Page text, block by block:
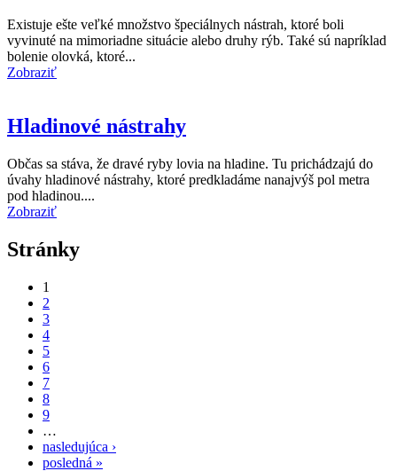
Existuje ešte veľké množstvo špeciálnych nástrah, ktoré boli
vyvinuté na mimoriadne situácie alebo druhy rýb. Také sú napríklad
bolenie olovká, ktoré...
Zobraziť
Hladinové nástrahy
Občas sa stáva, že dravé ryby lovia na hladine. Tu prichádzajú do
úvahy hladinové nástrahy, ktoré predkladáme nanajvýš pol metra
pod hladinou....
Zobraziť
Stránky
1
2
3
4
5
6
7
8
9
…
nasledujúca ›
posledná »